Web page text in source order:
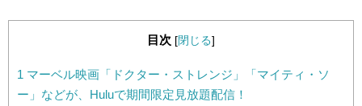
目次 [閉じる]
1 マーベル映画「ドクター・ストレンジ」「マイティ・ソ
ー」などが、Huluで期間限定見放題配信！